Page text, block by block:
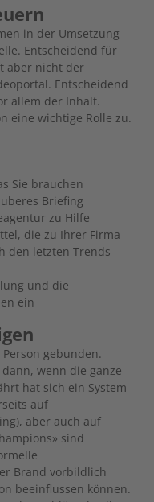
in der Umsetzung
Entscheidend für
aber nicht der
Entscheidend
allem der Inhalt.
eine wichtige Rolle zu.
Sie brauchen
Briefing
zu Hilfe
die zu Ihrer Firma
den letzten Trends
und die
ein
gebunden.
wenn die ganze
hat sich ein System
auf
aber auch auf
sind
Brand vorbildlich
beeinflussen können.